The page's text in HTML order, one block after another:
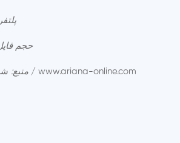
حجم
منبع: شرکت آریانا داده اندیشه / www.ariana-online.com